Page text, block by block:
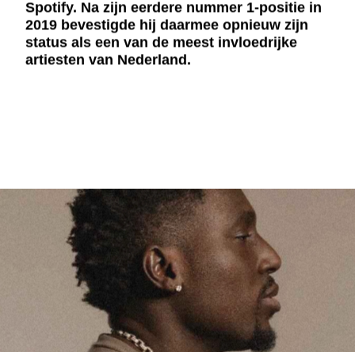
Spotify. Na zijn eerdere nummer 1-positie in
2019 bevestigde hij daarmee opnieuw zijn
status als een van de meest invloedrijke
artiesten van Nederland.